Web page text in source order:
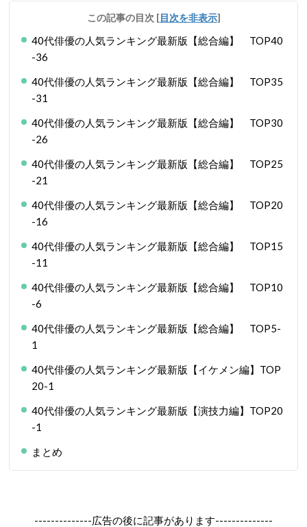
この記事の目次 [目次を非表示]
40代俳優の人気ランキング最新版【総合編】 TOP40
-36
40代俳優の人気ランキング最新版【総合編】 TOP35
-31
40代俳優の人気ランキング最新版【総合編】 TOP30
-26
40代俳優の人気ランキング最新版【総合編】 TOP25
-21
40代俳優の人気ランキング最新版【総合編】 TOP20
-16
40代俳優の人気ランキング最新版【総合編】 TOP15
-11
40代俳優の人気ランキング最新版【総合編】 TOP10
-6
40代俳優の人気ランキング最新版【総合編】 TOP5-
1
40代俳優の人気ランキング最新版【イケメン編】TOP
20-1
40代俳優の人気ランキング最新版【演技力編】TOP20
-1
まとめ
--------------広告の後に記事があります--------------